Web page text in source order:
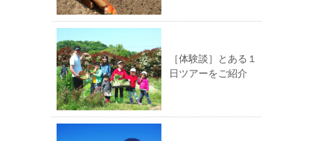
［体験談］とある１
日ツアーをご紹介